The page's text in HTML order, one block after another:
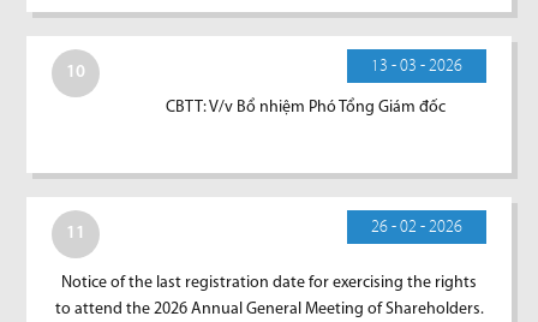
10 13 - 03 - 2026
CBTT: V/v Bổ nhiệm Phó Tổng Giám đốc
11 26 - 02 - 2026
Notice of the last registration date for exercising the rights
to attend the 2026 Annual General Meeting of Shareholders.